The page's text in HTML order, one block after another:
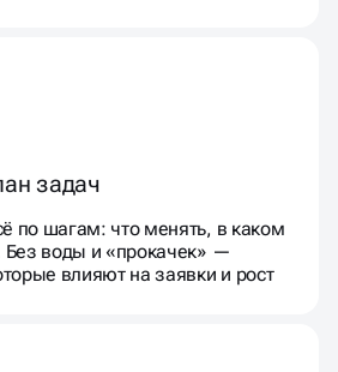
задач
по шагам: что менять, в каком
Без воды и «прокачек» —
влияют на заявки и рост